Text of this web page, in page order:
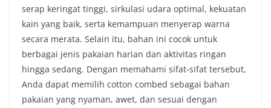
serap keringat tinggi, sirkulasi udara optimal, kekuatan
kain yang baik, serta kemampuan menyerap warna
secara merata. Selain itu, bahan ini cocok untuk
berbagai jenis pakaian harian dan aktivitas ringan
hingga sedang. Dengan memahami sifat-sifat tersebut,
Anda dapat memilih cotton combed sebagai bahan
pakaian yang nyaman, awet, dan sesuai dengan